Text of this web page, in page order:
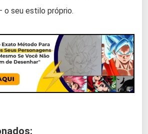
o seu estilo próprio.